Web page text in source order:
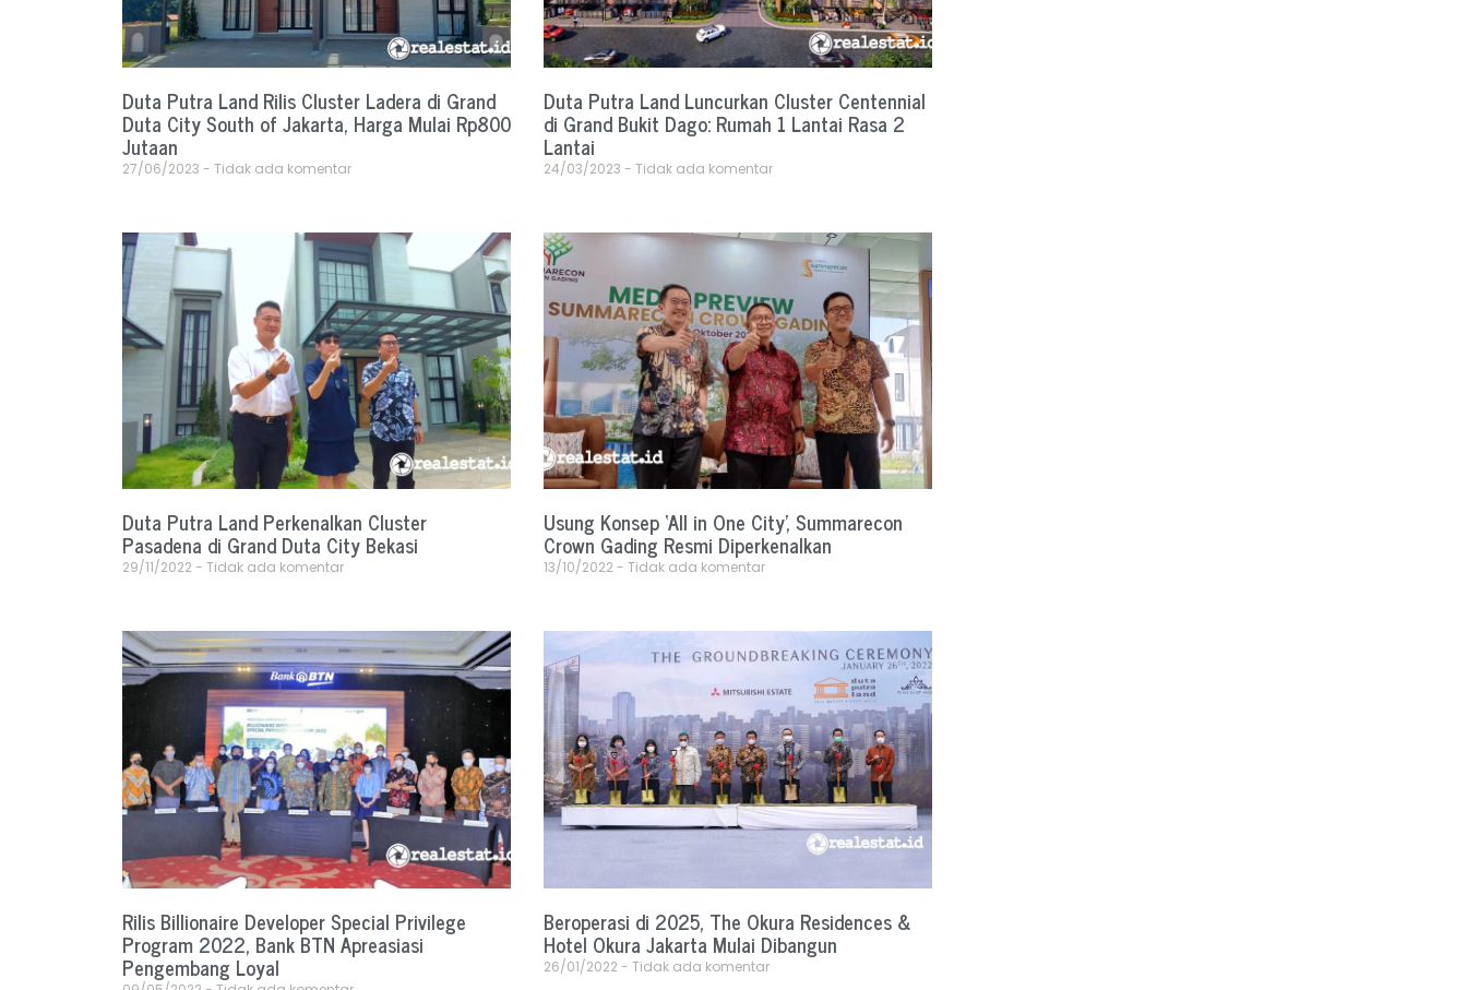
Duta Putra Land Rilis Cluster Ladera di Grand
Duta City South of Jakarta, Harga Mulai Rp800
Jutaan
27/06/2023 Tidak ada komentar
Duta Putra Land Luncurkan Cluster Centennial
di Grand Bukit Dago: Rumah 1 Lantai Rasa 2
Lantai
24/03/2023 Tidak ada komentar
Duta Putra Land Perkenalkan Cluster
Pasadena di Grand Duta City Bekasi
29/11/2022 Tidak ada komentar
Usung Konsep ‘All in One City’, Summarecon
Crown Gading Resmi Diperkenalkan
13/10/2022 Tidak ada komentar
Rilis Billionaire Developer Special Privilege
Program 2022, Bank BTN Apreasiasi
Pengembang Loyal
Beroperasi di 2025, The Okura Residences &
Hotel Okura Jakarta Mulai Dibangun
26/01/2022 Tidak ada komentar